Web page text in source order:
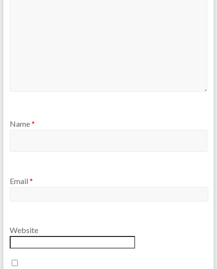
Name*
Email *
Website